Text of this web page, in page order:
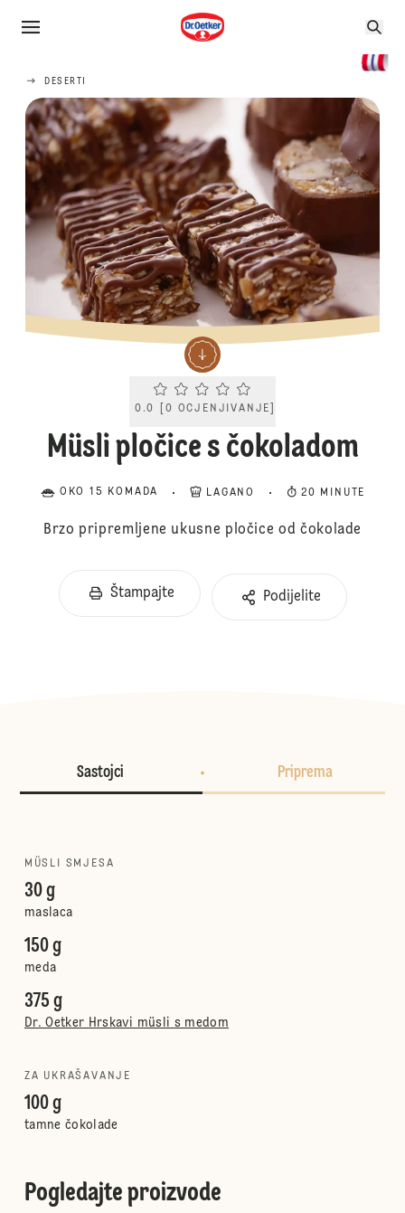
DESERTI
Current rating 0.0. Click to rate.
0.0 [0 OCJENJIVANJE
Müsli pločice s čokoladom
OKO 15 KOMADA LAGANO 20 MINUTE
Brzo pripremljene ukusne pločice od čokolade
Štampajte Podijelite
Sastojci Priprema
MÜSLI SMJESA
30 g
maslaca
150 g
meda
375 g
Dr. Oetker Hrskavi müsli s medom
ZA UKRAŠAVANJE
100 g
tamne čokolade
Pogledajte proizvode